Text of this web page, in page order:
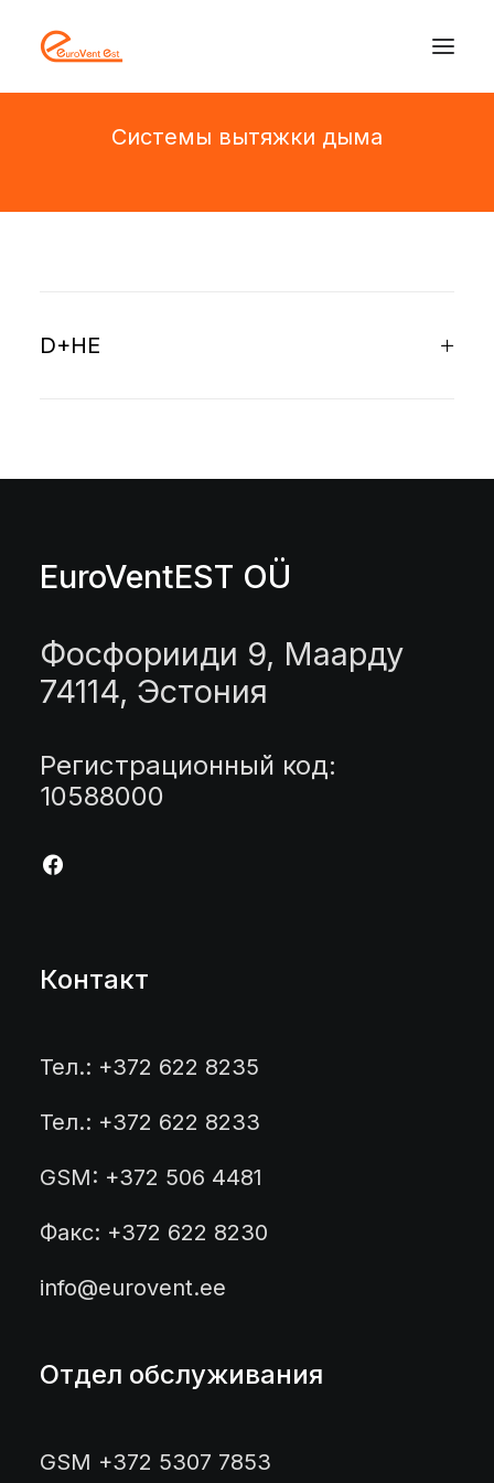
Системы вытяжки дыма
D+HE
EuroVentEST OÜ
Фосфорииди 9, Маарду
74114, Эстония
Регистрационный код:
10588000
Контакт
Тел.: +372 622 8235
Тел.: +372 622 8233
GSM: +372 506 4481
Факс: +372 622 8230
info@eurovent.ee
Отдел обслуживания
GSM +372 5307 7853